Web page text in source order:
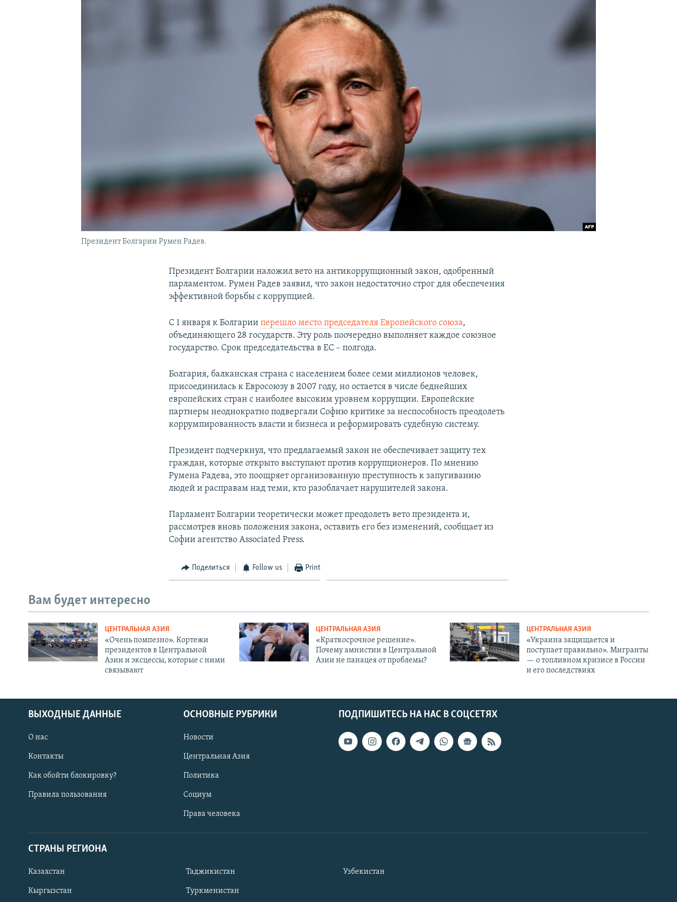
Президент Болгарии Румен Радев.
Президент Болгарии наложил вето на антикоррупционный закон, одобренный
парламентом. Румен Радев заявил, что закон недостаточно строг для обеспечения
эффективной борьбы с коррупцией.
С 1 января к Болгарииперешло место председателя Европейского союза,
объединяющего 28 государств. Эту роль поочередно выполняет каждое союзное
государство. Срок председательства в ЕС – полгода.
Болгария, балканская страна с населением более семи миллионов человек,
присоединилась к Евросоюзу в 2007 году, но остается в числе беднейших
европейских стран с наиболее высоким уровнем коррупции. Европейские
партнеры неоднократно подвергали Софию критике за неспособность преодолеть
коррумпированность власти и бизнеса и реформировать судебную систему.
Президент подчеркнул, что предлагаемый закон не обеспечивает защиту тех
граждан, которые открыто выступают против коррупционеров. По мнению
Румена Радева, это поощряет организованную преступность к запугиванию
людей и расправам над теми, кто разоблачает нарушителей закона.
Парламент Болгарии теоретически может преодолеть вето президента и,
рассмотрев вновь положения закона, оставить его без изменений, сообщает из
Софии агентство Associated Press.
Поделиться Follow us Print
Вам будет интересно
ЦЕНТРАЛЬНАЯ АЗИЯ
«Очень помпезно». Кортежи
президентов в Центральной
Азии и эксцессы, которые с ними
связывают
ЦЕНТРАЛЬНАЯ АЗИЯ
«Краткосрочное решение».
Почему амнистии в Центральной
Азии не панацея от проблемы?
ЦЕНТРАЛЬНАЯ АЗИЯ
«Украина защищается и
поступает правильно». Мигранты
— о топливном кризисе в России
и его последствиях
ПОДПИШИТЕСЬ НА НАС В СОЦСЕТЯХ
ВЫХОДНЫЕ ДАННЫЕ
О нас
Контакты
Как обойти блокировку?
Правила пользования
ОСНОВНЫЕ РУБРИКИ
Новости
Центральная Азия
Политика
Социум
Права человека
СТРАНЫ РЕГИОНА
Казахстан
Кыргызстан
Таджикистан
Туркменистан
Узбекистан